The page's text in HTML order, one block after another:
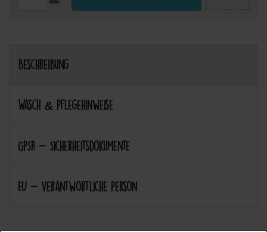
Beschreibung
Wasch & Pflegehinweise
GPSR - Sicherheitsdokumente
EU - Verantwortliche Person